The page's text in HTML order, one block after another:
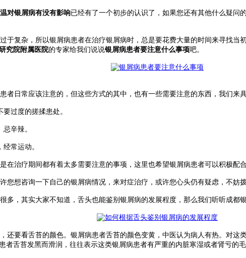
对银屑病有没有影响已经有了一个初步的认识了，如果您还有其他什么疑问
复杂，所以银屑病患者在治疗银屑病时，总是要花费大量的时间来寻找当
究院附属医院的专家给我们说说银屑病患者要注意什么事项吧。
者日常应该注意的，但这些方式的其中，也有一些需要注意的东西，我们来具
过度的搓揉患处。
辛辣。
常运动。
治疗期间都有着太多需要注意的事项，这里也希望银屑病患者可以积极配
您想咨询一下自己的银屑病情况，来对症治疗，或许您心头仍有疑虑，不妨
，其实大家不知道，舌头也能鉴别银屑病的发展程度，那么我们听听成都
要看舌苔的颜色。银屑病患者舌苔的颜色变黄，中医认为病人有热。对这
舌苔发黑而滑润，往往表示这类银屑病患者有严重的内脏寒湿或者肾亏的毛